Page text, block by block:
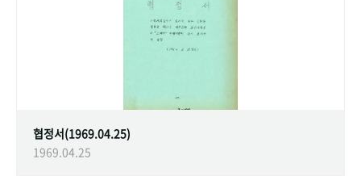
협정서(1969.04.25)
1969.04.25